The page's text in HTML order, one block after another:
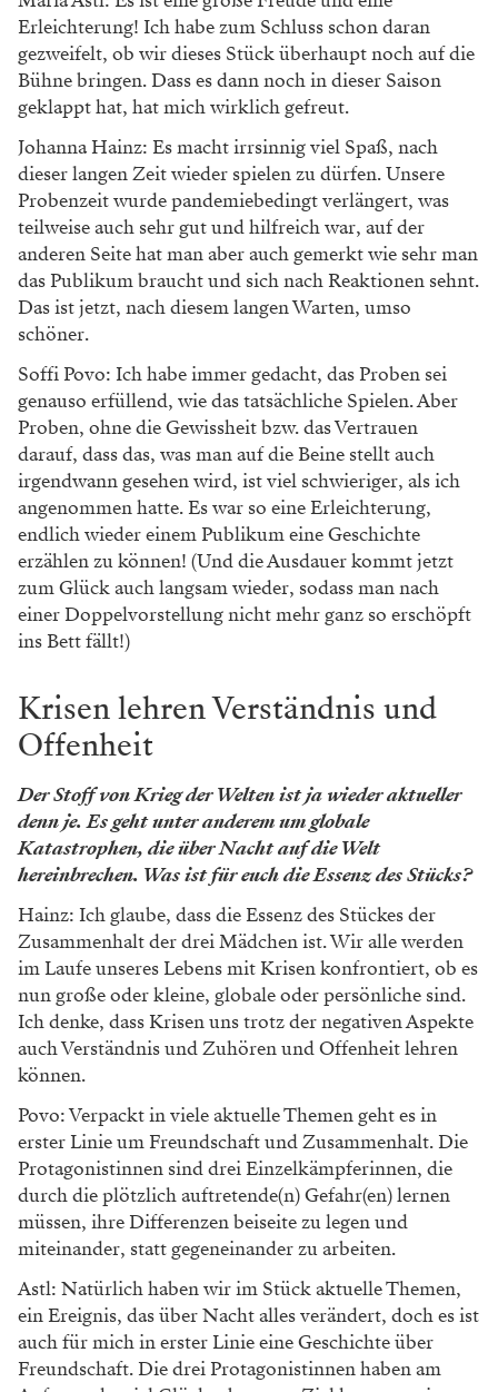
Sehnsucht nach der Reaktion des
Publikums
Wie gehts euch damit, endlich wieder auf einer Bühne
stehen zu können?
Erleichterung! Ich habe zum Schluss schon daran
gezweifelt, ob wir dieses Stück überhaupt noch auf die
Bühne bringen. Dass es dann noch in dieser Saison
geklappt hat, hat mich wirklich gefreut.
Johanna Hainz: Es macht irrsinnig viel Spaß, nach
dieser langen Zeit wieder spielen zu dürfen. Unsere
Probenzeit wurde pandemiebedingt verlängert, was
teilweise auch sehr gut und hilfreich war, auf der
anderen Seite hat man aber auch gemerkt wie sehr man
das Publikum braucht und sich nach Reaktionen sehnt.
Das ist jetzt, nach diesem langen Warten, umso
schöner.
Soffi Povo: Ich habe immer gedacht, das Proben sei
genauso erfüllend, wie das tatsächliche Spielen. Aber
Proben, ohne die Gewissheit bzw. das Vertrauen
darauf, dass das, was man auf die Beine stellt auch
irgendwann gesehen wird, ist viel schwieriger, als ich
angenommen hatte. Es war so eine Erleichterung,
endlich wieder einem Publikum eine Geschichte
erzählen zu können! (Und die Ausdauer kommt jetzt
einer Doppelvorstellung nicht mehr ganz so erschöpft
ins Bett fällt!)